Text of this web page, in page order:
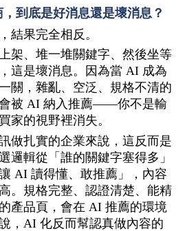
到底是好消息還是壞消息？
結果完全相反。
架、堆一堆關鍵字、然後坐等
這是壞消息。因為當 AI 成為
關，雜亂、空泛、規格不清的
被 AI 納入推薦——你不是輸
家的視野裡消失。
做扎實的企業來說，這反而是
邏輯從「誰的關鍵字塞得多」
AI 讀得懂、敢推薦」，內容
。規格完整、認證清楚、能精
產品頁，會在 AI 推薦的環境
，AI 化反而幫認真做內容的